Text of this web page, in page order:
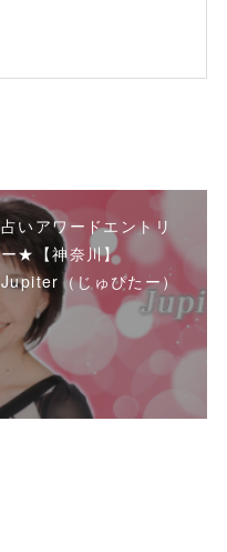
占いアワードエントリ
ー★【神奈川】
Jupiter（じゅぴたー）